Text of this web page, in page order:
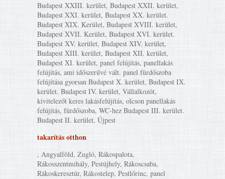
Budapest XXIII. kerület, Budapest XXII. kerület,
Budapest XXI. kerület, Budapest XX. kerület.
Budapest XIX. Kerület, Budapest XVIII. kerület,
Budapest XVII. Kerület, Budapest XVI. kerület.
Budapest XV. kerület, Budapest XIV. kerület,
Budapest XIII. kerület, Budapest XII. kerület,
Budapest XI. kerület, panel felújítás, panellakás
felújítás, ami időszerűvé vált. panel fürdőszoba
felújítása gyorsan Budapest X. kerület, Budapest IX.
kerület. Budapest IV. kerület, Vállalkozót,
kivitelezőt keres lakásfelújítás, olcson panellakás
felújítás, fürdőszoba, WC-hez Budapest III. kerület.
Budapest II. kerület, Újpest
takarítás otthon
, Angyalföld, Zugló, Rákospalota,
Rákosszentmihály, Pestújhely, Rákoscsaba,
Rákoskeresztúr, Rákostelep, Pestlőrinc, panel